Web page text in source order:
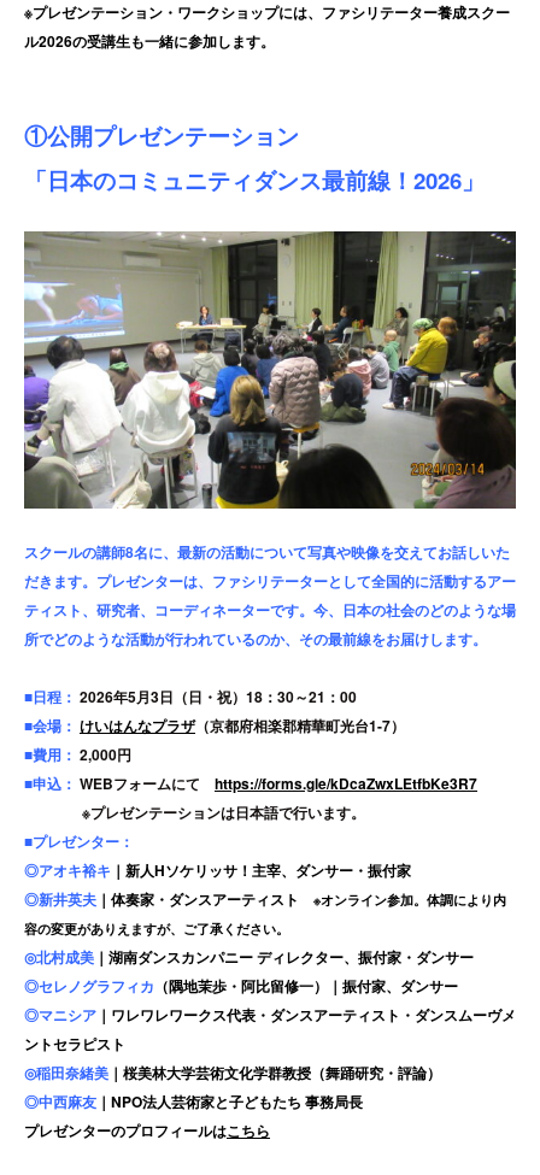
※プレゼンテーション・ワークショップには、ファシリテーター養成スクー
ル2026の受講生も一緒に参加します。
①公開プレゼンテーション
「日本のコミュニティダンス最前線！2026」
スクールの講師8名に、最新の活動について写真や映像を交えてお話しいた
だきます。プレゼンターは、ファシリテーターとして全国的に活動するアー
ティスト、研究者、コーディネーターです。今、日本の社会のどのような場
所でどのような活動が行われているのか、その最前線をお届けします。
■日程： 2026年5月3日（日・祝）18：30～21：00
■会場： けいはんなプラザ（京都府相楽郡精華町光台1-7）
■費用： 2,000円
■申込： WEBフォームにて https://forms.gle/kDcaZwxLEtfbKe3R7
※プレゼンテーションは日本語で行います。
■プレゼンター：
◎アオキ裕キ ｜新人Hソケリッサ！主宰、ダンサー・振付家
◎新井英夫 ｜体奏家・ダンスアーティスト ※オンライン参加。体調により内
容の変更がありえますが、ご了承ください。
◎北村成美 ｜湖南ダンスカンパニー ディレクター、振付家・ダンサー
◎セレノグラフィカ （隅地茉歩・阿比留修一）｜振付家、ダンサー
◎マニシア ｜ワレワレワークス代表・ダンスアーティスト・ダンスムーヴメ
ントセラピスト
◎稲田奈緒美 ｜桜美林大学芸術文化学群教授（舞踊研究・評論）
◎中西麻友 ｜NPO法人芸術家と子どもたち 事務局長
プレゼンターのプロフィールはこちら